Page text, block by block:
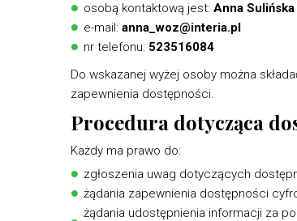
osobą kontaktową jest:Anna Sulińska
e-mail:anna_woz@interia.pl
nr telefonu: 523516084
Do wskazanej wyżej osoby można
zapewnienia dostępności.
Procedura dotycząca
Każdy ma prawo do:
zgłoszenia uwag dotyczących
żądania zapewnienia dostępności
żądania udostępnienia informacji za